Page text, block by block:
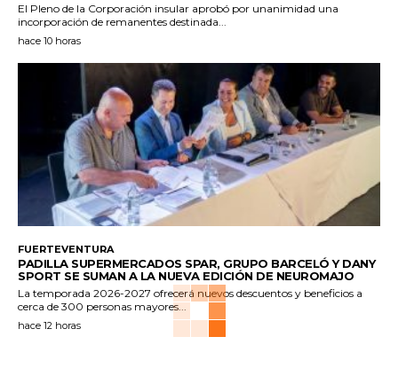
El Pleno de la Corporación insular aprobó por unanimidad una
incorporación de remanentes destinada...
hace 10 horas
FUERTEVENTURA
PADILLA SUPERMERCADOS SPAR, GRUPO BARCELÓ Y DANY
SPORT SE SUMAN A LA NUEVA EDICIÓN DE NEUROMAJO
La temporada 2026-2027 ofrecerá nuevos descuentos y beneficios a
cerca de 300 personas mayores...
hace 12 horas